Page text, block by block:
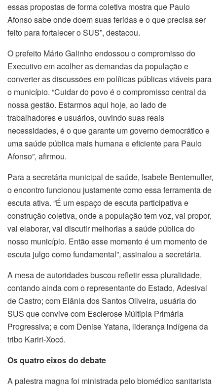
essas propostas de forma coletiva mostra que Paulo
Afonso sabe onde doem suas feridas e o que precisa ser
feito para fortalecer o SUS”, destacou.
O prefeito Mário Galinho endossou o compromisso do
Executivo em acolher as demandas da população e
converter as discussões em políticas públicas viáveis para
o município. “Cuidar do povo é o compromisso central da
nossa gestão. Estarmos aqui hoje, ao lado de
trabalhadores e usuários, ouvindo suas reais
necessidades, é o que garante um governo democrático e
uma saúde pública mais humana e eficiente para Paulo
Afonso”, afirmou.
Para a secretária municipal de saúde, Isabele Bentemuller,
o encontro funcionou justamente como essa ferramenta de
escuta ativa. “É um espaço de escuta participativa e
construção coletiva, onde a população tem voz, vai propor,
vai elaborar, vai discutir melhorias a saúde pública do
nosso município. Então esse momento é um momento de
escuta julgo como fundamental”, assinalou a secretária.
A mesa de autoridades buscou refletir essa pluralidade,
contando ainda com o representante do Estado, Adesival
de Castro; com Elânia dos Santos Oliveira, usuária do
SUS que convive com Esclerose Múltipla Primária
Progressiva; e com Denise Yatana, liderança indígena da
tribo Kariri-Xocó.
Os quatro eixos do debate
A palestra magna foi ministrada pelo biomédico sanitarista